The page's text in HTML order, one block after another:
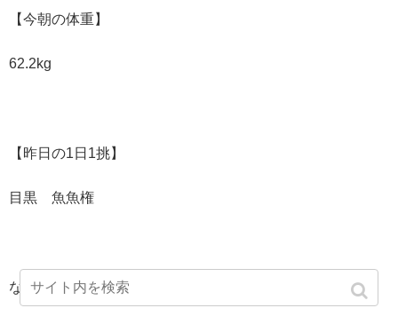
【今朝の体重】
62.2kg
【昨日の1日1挑】
目黒 魚魚権
ないすとぅみーとぅ！